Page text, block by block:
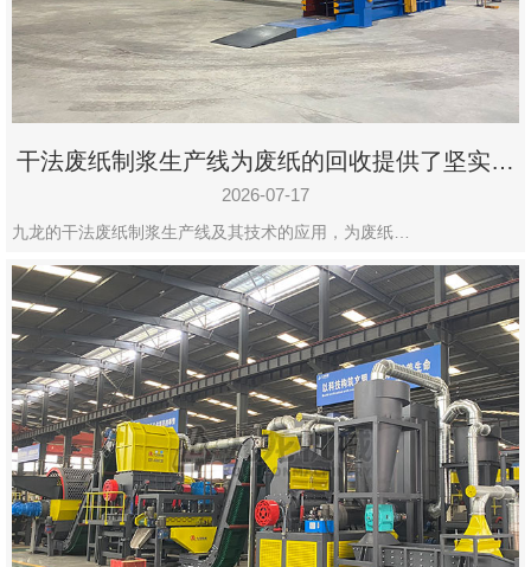
号-1
干法废纸制浆生产线为废纸的回收提供了坚实的
保障
2026-07-17
九龙的干法废纸制浆生产线及其技术的应用，为废纸…